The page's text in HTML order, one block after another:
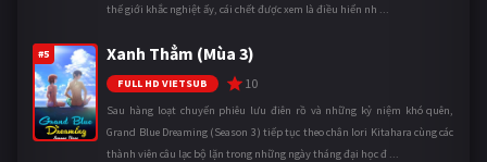
thế giới khắc nghiệt ấy, cái chết được xem là điều hiển nh ...
#5 Xanh Thẳm (Mùa 3)
FULL HD VIETSUB 10
Sau hàng loạt chuyến phiêu lưu điên rồ và những kỷ niệm khó quên,
Grand Blue Dreaming (Season 3) tiếp tục theo chân Iori Kitahara cùng các
thành viên câu lạc bộ lặn trong những ngày tháng đại học đ ...